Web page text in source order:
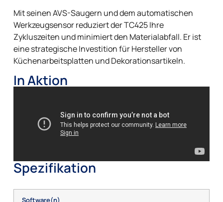
Mit seinen AVS-Saugern und dem automatischen
Werkzeugsensor reduziert der TC425 Ihre
Zykluszeiten und minimiert den Materialabfall. Er ist
eine strategische Investition für Hersteller von
Küchenarbeitsplatten und Dekorationsartikeln.
In Aktion
Spezifikation
Software(n)